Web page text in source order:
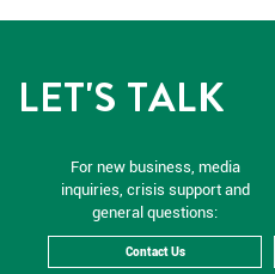
LET'S TALK
For new business, media
inquiries, crisis support and
general questions:
Contact Us